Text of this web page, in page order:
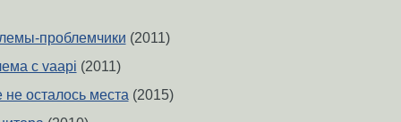
проблемчики (2011)
с vaapi (2011)
осталось места(2015)